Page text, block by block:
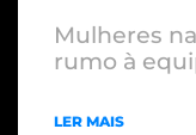
Mulheres
rumo à
LER MAIS